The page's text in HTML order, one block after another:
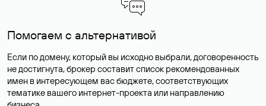
Помогаем с альтернативой
Если по домену, который вы исходно выбрали, договоренность
не достигнута, брокер составит список рекомендованных
имен в интересующем вас бюджете, соответствующих
тематике вашего интернет-проекта или направлению